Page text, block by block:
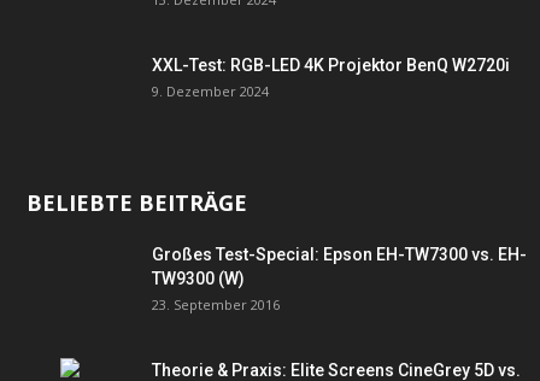
XXL-Test: RGB-LED 4K Projektor BenQ W2720i
9. Dezember 2024
BELIEBTE BEITRÄGE
Großes Test-Special: Epson EH-TW7300 vs. EH-
TW9300 (W)
23. September 2016
Theorie & Praxis: Elite Screens CineGrey 5D vs.